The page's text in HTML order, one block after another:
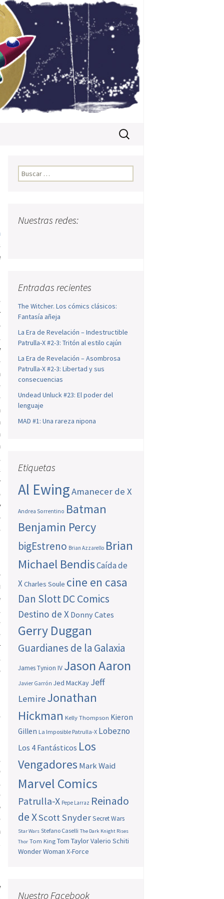
Buscar:
Buscar:
Nuestras redes:
Entradas recientes
The Witcher. Los cómics clásicos:
Fantasía añeja
La Era de Revelación – Indestructible
Patrulla-X #2-3: Tritón al estilo cajún
La Era de Revelación – Asombrosa
Patrulla-X #2-3: Libertad y sus
consecuencias
Undead Unluck #23: El poder del
lenguaje
MAD #1: Una rareza nipona
Etiquetas
Al EwingAmanecer de X
Andrea Sorrentino Batman
Benjamin Percy
bigEstreno Brian Azzarello Brian
Michael BendisCaída de
XCharles Soule cine en casa
Dan SlottDC Comics
Destino de X Donny Cates
Gerry Duggan
Guardianes de la Galaxia
James Tynion IV Jason Aaron
Javier Garrón Jed MacKay Jeff
LemireJonathan
Hickman Kelly Thompson Kieron
Gillen La Imposible Patrulla-X Lobezno
Los 4 Fantásticos Los
Vengadores Mark Waid
Marvel Comics
Patrulla-X Pepe Larraz Reinado
de XScott SnyderSecret Wars
Star Wars Stefano Caselli The Dark Knight Rises
Thor Tom King Tom TaylorValerio Schiti
Wonder Woman X-Force
Nuestro Facebook